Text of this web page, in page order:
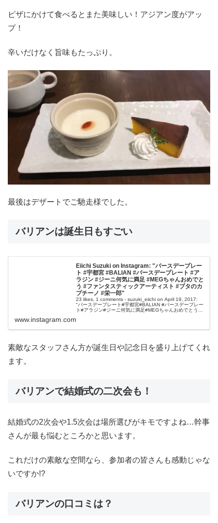
ピザにかけて食べるとまた美味しい！アジアン度がアッ
プ！
辛いだけなく旨味もたっぷり。
最後はデザートでご馳走様でした。
バリアンは誕生日もすごい
Eiichi Suzuki on Instagram: "バースデープレー
ト #宇都宮 #BALIAN #バースデープレート #ア
ラジン #ジーニ何気に満足 #MEGちゃんおめでと
う #ファンタスティックアーティスト #ブタのカ
プチーノ #栄一郎"
23 likes, 1 comments - suzuki_eiichi on April 19, 2017:
"バースデープレート#宇都宮#BALIAN #バースデープレー
ト#アラジン#ジーニ何気に満足#MEGちゃんおめでとう#
www.instagram.com
素敵なスタッフさん方が誕生日や記念日を盛り上げてくれ
ます。
バリアンで結婚式の二次会も！
結婚式の2次会や1.5次会は場所選びがキモですよね…幹事
さんが最も悩むところかと思います。
これだけの素敵な空間なら、参加者の皆さんも感動じゃな
いですか!?
バリアンの口コミは？